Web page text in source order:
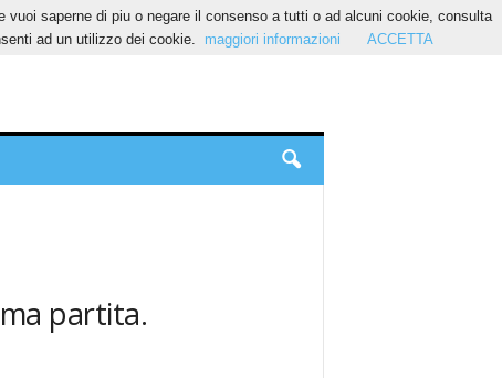
partita.
saperne di piu o negare il consenso a tutti o ad alcuni cookie, consulta
ad un utilizzo dei cookie.
maggiori informazioni ACCETTA